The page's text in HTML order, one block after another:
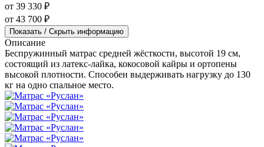
от 39 330 ₽
от 43 700 ₽
Показать / Скрыть информацию
Описание
Беспружинный матрас средней жёсткости, высотой 19 см,
состоящий из латекс-лайка, кокосовой кайры и ортопены
высокой плотности. Способен выдерживать нагрузку до 130
кг на одно спальное место.